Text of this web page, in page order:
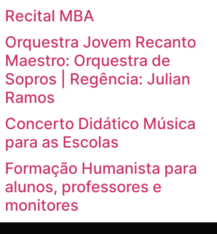
Recital MBA
Orquestra Jovem Recanto
Maestro: Orquestra de
Sopros | Regência: Julian
Ramos
Concerto Didático Música
para as Escolas
Formação Humanista para
alunos, professores e
monitores